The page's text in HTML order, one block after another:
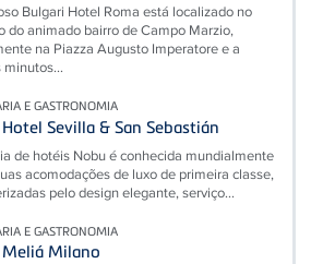
Bulgari Hotel Roma está localizado no
do animado bairro de Campo Marzio,
na Piazza Augusto Imperatore e a
minutos...
E GASTRONOMIA
Sevilla & San Sebastián
de hotéis Nobu é conhecida mundialmente
acomodações de luxo de primeira classe,
pelo design elegante, serviço...
E GASTRONOMIA
Milano